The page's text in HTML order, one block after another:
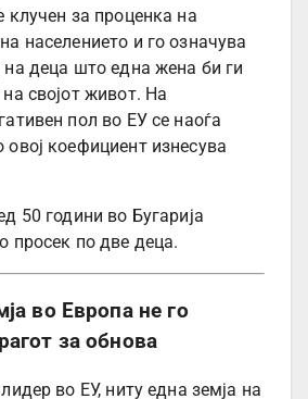
клучен за проценка на
населението и го означува
на деца што една жена би ги
својот живот. На
пол во ЕУ се наоѓа
коефициент изнесува
50 години во Бугарија
просек по две деца.
во Европа не го
за обнова
во ЕУ, ниту една земја на